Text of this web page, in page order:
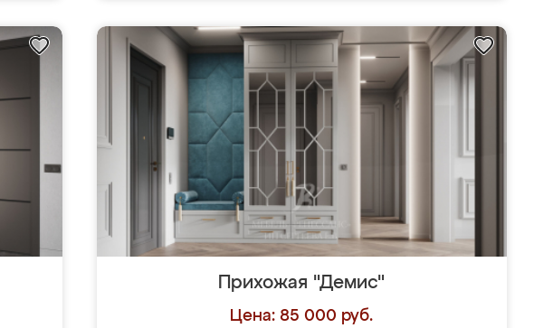
Прихожая "Демис"
Цена: 85 000 руб.